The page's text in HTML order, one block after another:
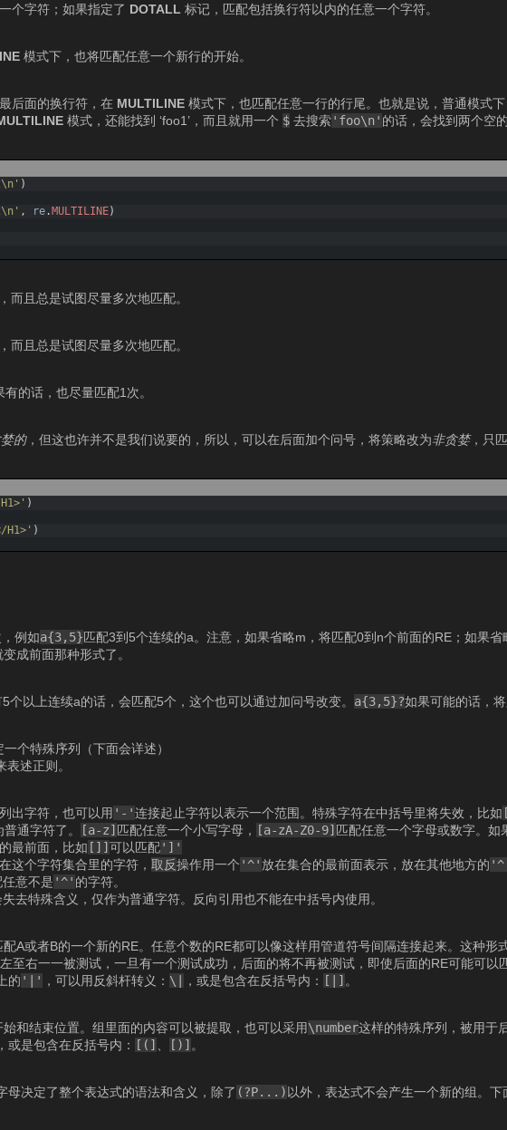
个字符；如果指定了 DOTALL 标记，匹配包括换行符以内的任意一个字符。
模式下，也将匹配任意一个新行的开始。
后面的换行符，在 MULTILINE 模式下，也匹配任意一行的行尾。也就是说，普通模式下
模式，还能找到 ‘foo1’，而且就用一个 $ 去搜索'foo\n' 的话，会找到两个空
)
, re.MULTILINE)
而且总是试图尽量多次地匹配。
而且总是试图尽量多次地匹配。
的话，也尽量匹配1次。
的，但这也许并不是我们说要的，所以，可以在后面加个问号，将策略改为非贪婪，只
)
)
例如a{3,5}匹配3到5个连续的a。注意，如果省略m，将匹配0到n个前面的RE；如果
成前面那种形式了。
个以上连续a的话，会匹配5个，这个也可以通过加问号改变。 a{3,5}?如果可能的话，将
个特殊序列（下面会详述）
述正则。
出字符，也可以用 '-'连接起止字符以表示一个范围。特殊字符在中括号里将失效，比如
通字符了。 [a-z] 匹配任意一个小写字母， [a-zA-Z0-9] 匹配任意一个字母或数字。如
最前面，比如 []]可以匹配']'
这个字符集合里的字符，取反操作用一个 '^' 放在集合的最前面表示，放在其他地方的
意不是 '^' 的字符。
去特殊含义，仅作为普通字符。反向引用也不能在中括号内使用。
配A或者B的一个新的RE。任意个数的RE都可以像这样用管道符号间隔连接起来。这种形
至右一一被测试，一旦有一个测试成功，后面的将不再被测试，即使后面的RE可能可以
的 '|' ，可以用反斜杆转义： \| ，或是包含在反括号内： [|] 。
始和结束位置。组里面的内容可以被提取，也可以采用\number这样的特殊序列，被用于
，或是包含在反括号内： [(] [)] 。
母决定了整个表达式的语法和含义，除了 (?P...) 以外，表达式不会产生一个新的组。